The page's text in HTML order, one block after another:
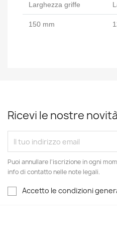
Larghezza griffe
150 mm
Ricevi le nostre
Puoi annullare l'iscrizione in ogni
info di contatto nelle note legali.
Accetto le condizioni